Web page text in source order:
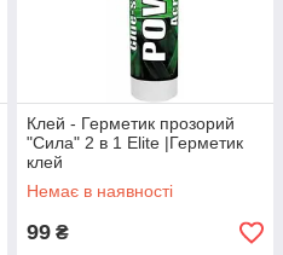
Клей - Герметик прозорий
"Сила" 2 в 1 Elite |Герметик
клей
Немає в наявності
99 ₴